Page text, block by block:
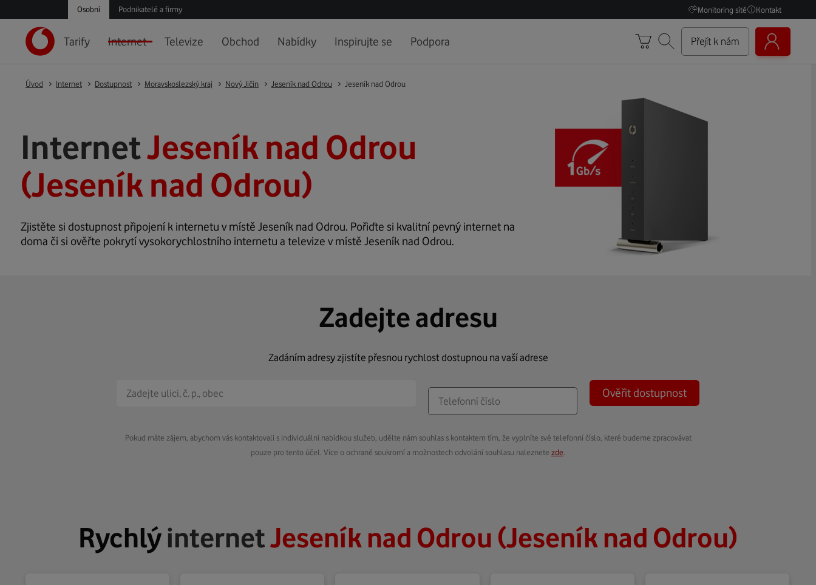
Osobní Podnikatelé a firmy Monitoring sítě Kontakt
Tarify Internet Televize Obchod Nabídky Inspirujte se Podpora Přejít k nám
Úvod Internet Dostupnost Moravskoslezský kraj Nový Jičín Jeseník nad Odrou Jeseník nad Odrou
InternetJeseník nad Odrou
(Jeseník nad Odrou)
Zjistěte si dostupnost připojení k internetu v místě Jeseník nad Odrou. Pořiďte si kvalitní pevný internet na
doma či si ověřte pokrytí vysokorychlostního internetu a televize v místě Jeseník nad Odrou.
Zadejte adresu
Zadáním adresy zjistíte přesnou rychlost dostupnou na vaší adrese
Ověřit dostupnost
Pokud máte zájem, abychom vás kontaktovali s individuální nabídkou služeb, udělte nám souhlas s kontaktem tím, že vyplníte své telefonní číslo, které budeme zpracovávat
pouze pro tento účel. Více o ochraně soukromí a možnostech odvolání souhlasu naleznete zde
RychlýinternetJeseník nad Odrou (Jeseník nad Odrou)